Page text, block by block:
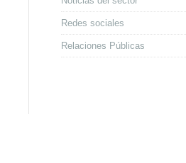
Redes sociales
Relaciones Públicas